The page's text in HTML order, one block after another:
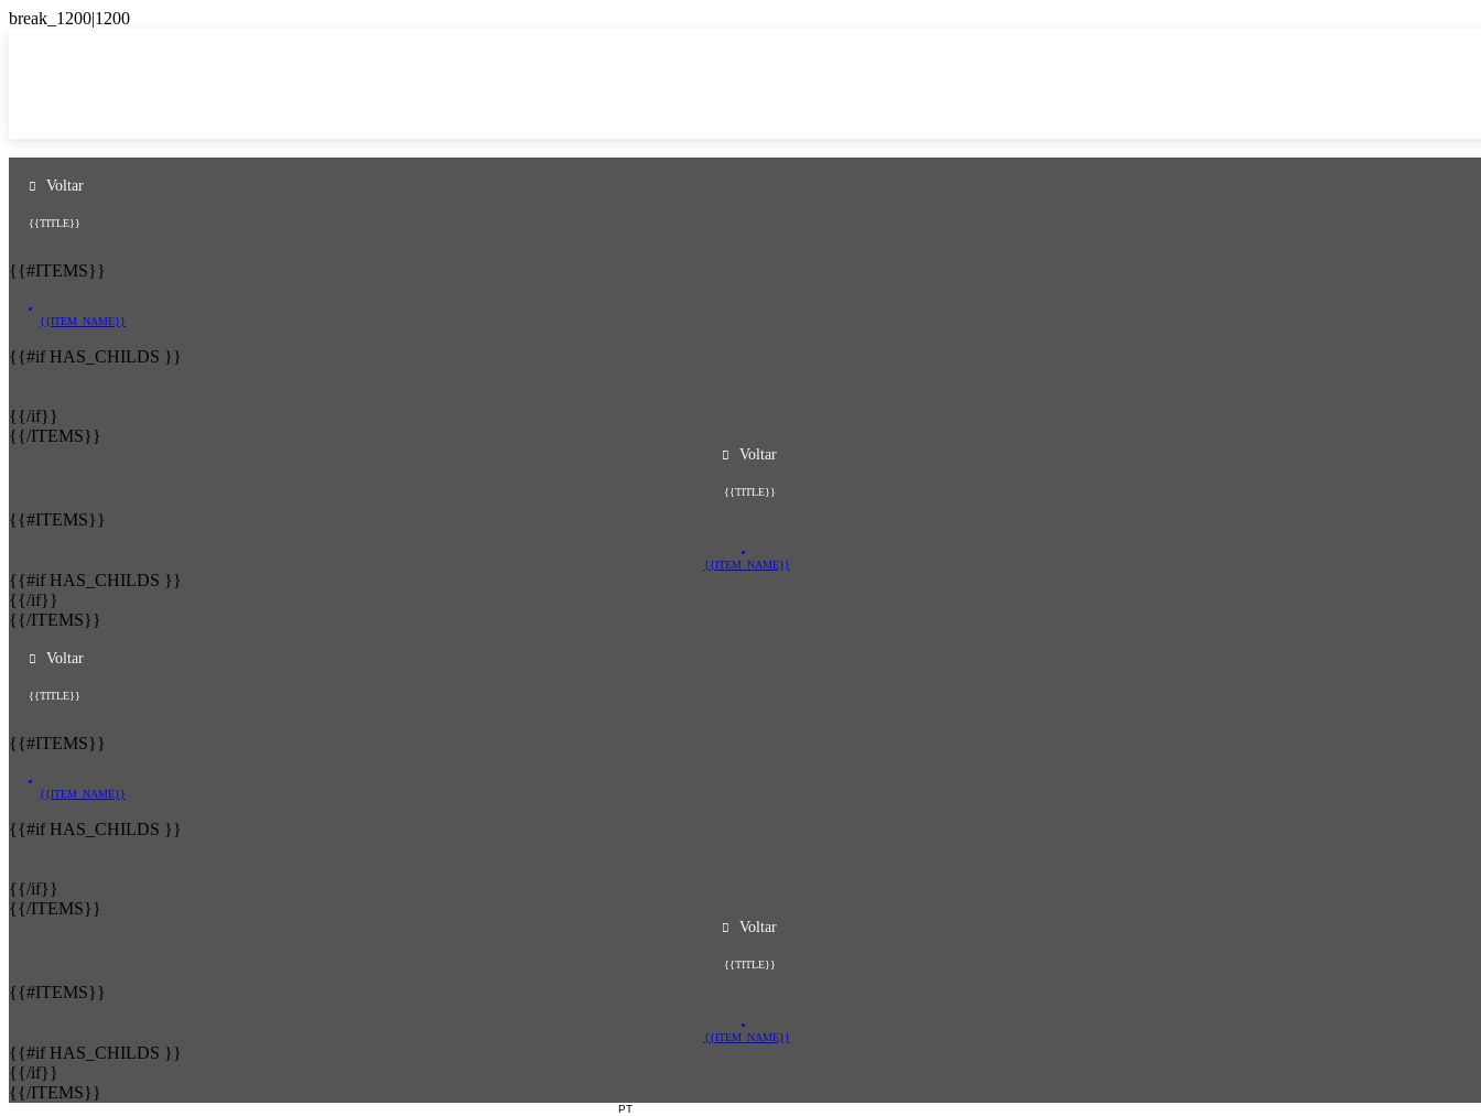
Voltar
{{TITLE}}
{{#ITEMS}}
{{ITEM_NAME}}
{{#if HAS_CHILDS }}
{{/if}}
{{/ITEMS}}
Voltar
{{TITLE}}
{{#ITEMS}}
{{ITEM_NAME}}
{{#if HAS_CHILDS }}
{{/if}}
{{/ITEMS}}
Voltar
{{TITLE}}
{{#ITEMS}}
{{ITEM_NAME}}
{{#if HAS_CHILDS }}
{{/if}}
{{/ITEMS}}
Voltar
{{TITLE}}
{{#ITEMS}}
{{ITEM_NAME}}
{{#if HAS_CHILDS }}
{{/if}}
{{/ITEMS}}
PT